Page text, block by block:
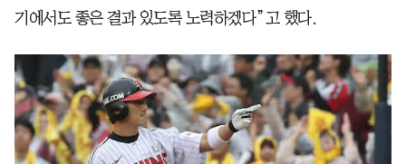
기에서도 좋은 결과 있도록 노력하겠다”고 했다.